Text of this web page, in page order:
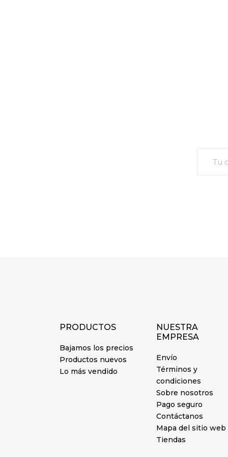
PRODUCTOS
Bajamos los precios
Productos nuevos
Lo más vendido
NUESTRA
EMPRESA
Envío
Términos y
condiciones
Sobre nosotros
Pago seguro
Contáctanos
Mapa del sitio web
Tiendas